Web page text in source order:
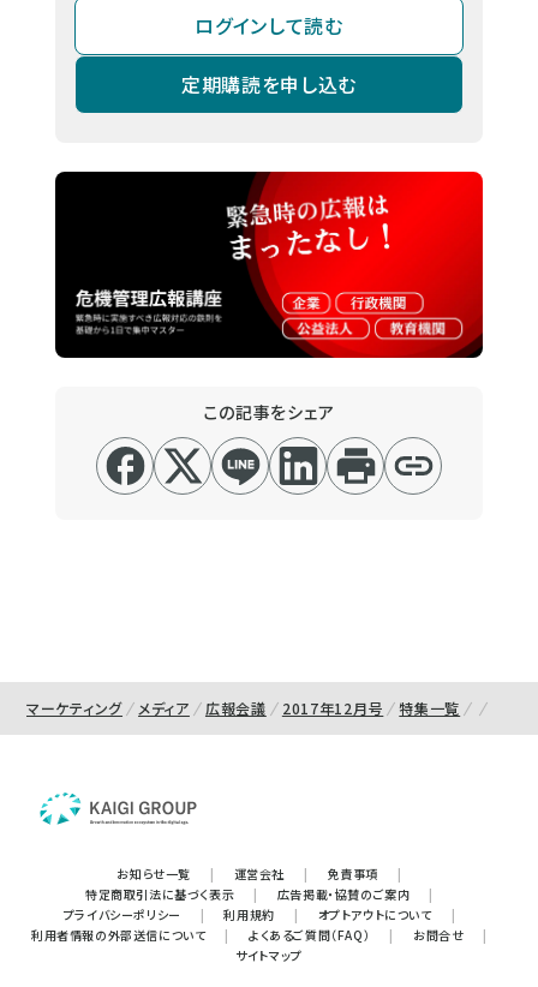
ログインして読む
定期購読を申し込む
この記事をシェア
マーケティング メディア 広報会議 2017年12月号 特集一覧
お知らせ一覧 | 運営会社 | 免責事項
|
特定商取引法に基づく表示
| 広告掲載・協賛のご案内
|
プライバシーポリシー
| 利用規約 | オプトアウトについて
|
利用者情報の外部送信について
| よくあるご質問（FAQ） | お問合せ
|
サイトマップ